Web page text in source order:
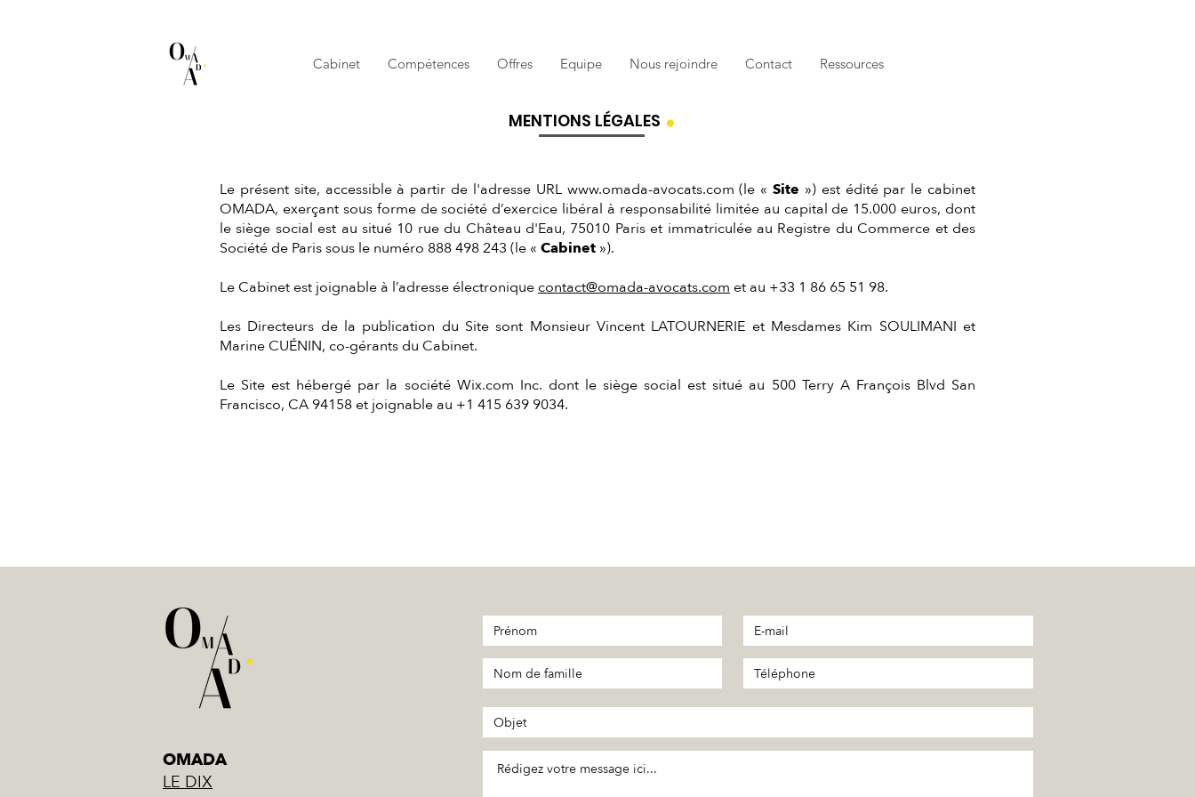
Cabinet Compétences Offres Equipe Nous rejoindre Contact Ressources
MENTIONS LÉGALES .
Le présent site, accessible à partir de l'adresse URL www.omada-avocats.com (le « Site ») est édité par le cabinet
OMADA, exerçant sous forme de société d’exercice libéral à responsabilité limitée au capital de 15.000 euros, dont
le siège social est au situé 10 rue du Château d'Eau, 75010 Paris et immatriculée au Registre du Commerce et des
Société de Paris sous le numéro 888 498 243 (le « Cabinet »).
Le Cabinet est joignable à l’adresse électronique contact@omada-avocats.com et au +33 1 86 65 51 98.
Les Directeurs de la publication du Site sont Monsieur Vincent LATOURNERIE et Mesdames Kim SOULIMANI et
Marine CUÉNIN, co-gérants du Cabinet.
Le Site est hébergé par la société Wix.com Inc. dont le siège social est situé au 500 Terry A François Blvd San
Francisco, CA 94158 et joignable au +1 415 639 9034.
OMADA
LE DIX